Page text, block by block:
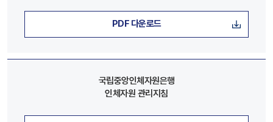
PDF 다운로드
국립중앙인체자원은행
인체자원 관리지침